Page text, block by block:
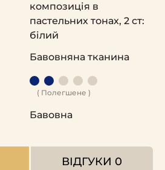
композиція в
пастельних тонах, 2 ст:
білий
Бавовняна тканина
( Полегшене )
Бавовна
ВІДГУКИ 0